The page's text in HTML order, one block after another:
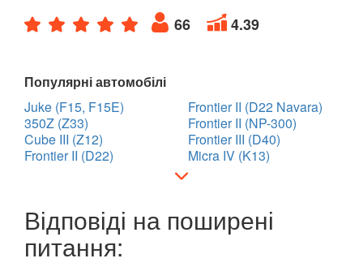
66 4.39
Популярні автомобілі
Juke (F15, F15E)
350Z (Z33)
Cube III (Z12)
Frontier II (D22)
Frontier II (D22 Navara)
Frontier II (NP-300)
Frontier III (D40)
Micra IV (K13)
Відповіді на поширені
питання: